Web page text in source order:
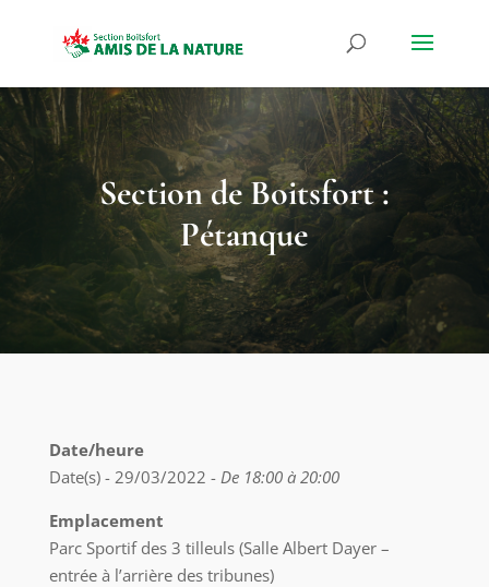
Section de Boitsfort :
Pétanque
Date/heure
Date(s) - 29/03/2022 - De 18:00 à 20:00
Emplacement
Parc Sportif des 3 tilleuls (Salle Albert Dayer –
entrée à l’arrière des tribunes)